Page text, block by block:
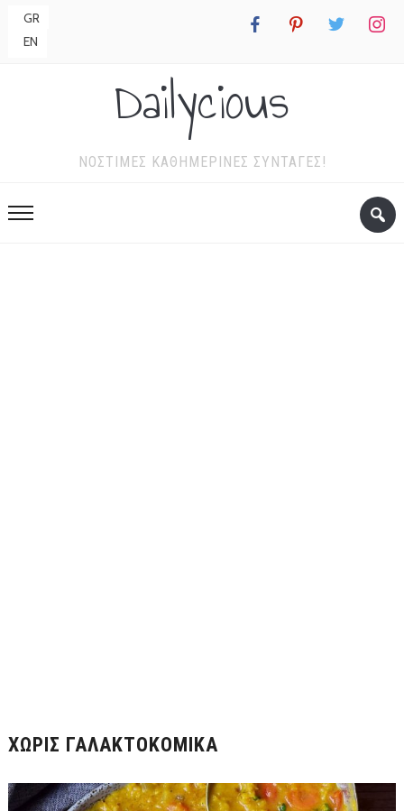
facebook pinterest twitter
GR
EN
Dailycious
ΝΌΣΤΙΜΕΣ ΚΑΘΗΜΕΡΙΝΈΣ ΣΥΝΤΑΓΈΣ!
ΧΩΡΊΣ ΓΑΛΑΚΤΟΚΟΜΙΚΆ